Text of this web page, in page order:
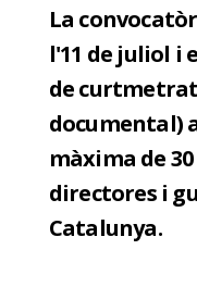
La
l'11 de juliol i
de
documental)
màxima de
directores i
Catalunya.